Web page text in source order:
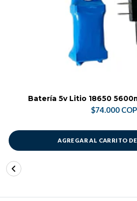
Batería 5v Litio 18650
$74.000 COP
AGREGAR AL CARRITO